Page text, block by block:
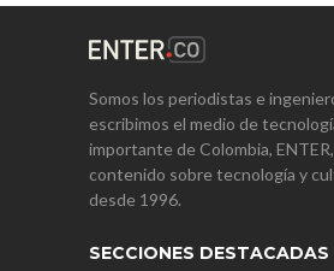
Somos los periodistas e
escribimos el medio de
importante de Colombia,
contenido sobre tecnología y
desde 1996.
SECCIONES DESTACADAS